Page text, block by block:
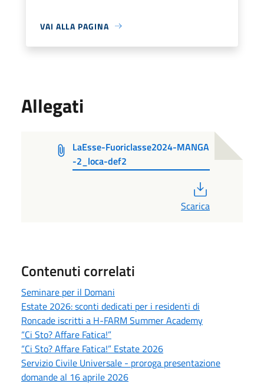
VAI ALLA PAGINA
Allegati
LaEsse-Fuoriclasse2024-MANGA
-2_loca-def2
Scarica
Contenuti correlati
Seminare per il Domani
Estate 2026: sconti dedicati per i residenti di
Roncade iscritti a H-FARM Summer Academy
“Ci Sto? Affare Fatica!”
“Ci Sto? Affare Fatica!” Estate 2026
Servizio Civile Universale - proroga presentazione
domande al 16 aprile 2026